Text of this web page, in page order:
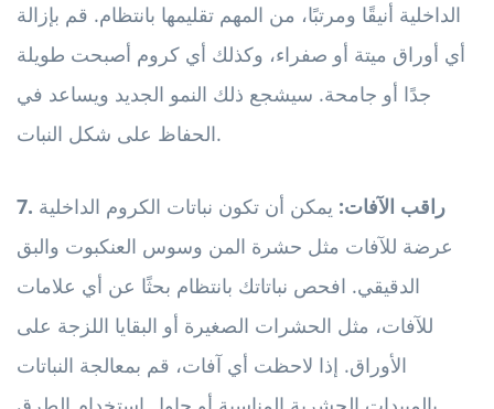
الداخلية أنيقًا ومرتبًا، من المهم تقليمها بانتظام. قم بإزالة
أي أوراق ميتة أو صفراء، وكذلك أي كروم أصبحت طويلة
جدًا أو جامحة. سيشجع ذلك النمو الجديد ويساعد في
الحفاظ على شكل النبات.
7. راقب الآفات: يمكن أن تكون نباتات الكروم الداخلية
عرضة للآفات مثل حشرة المن وسوس العنكبوت والبق
الدقيقي. افحص نباتاتك بانتظام بحثًا عن أي علامات
للآفات، مثل الحشرات الصغيرة أو البقايا اللزجة على
الأوراق. إذا لاحظت أي آفات، قم بمعالجة النباتات